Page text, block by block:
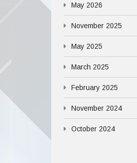
May 2026
November 2025
May 2025
March 2025
February 2025
November 2024
October 2024